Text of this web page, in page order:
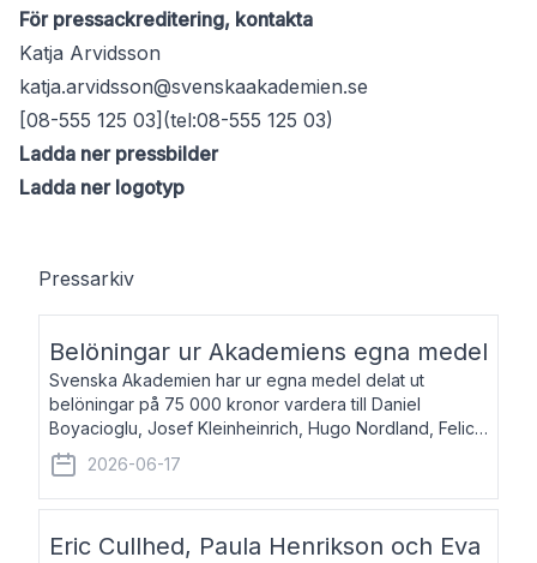
För pressackreditering, kontakta
Katja Arvidsson
katja.arvidsson@svenskaakademien.se
[08-555 125 03](tel:08-555 125 03)
Ladda ner pressbilder
Ladda ner logotyp
Pressarkiv
Belöningar ur Akademiens egna medel
Svenska Akademien har ur egna medel delat ut
belöningar på 75 000 kronor vardera till Daniel
Boyacioglu, Josef Kleinheinrich, Hugo Nordland, Felicia
Stenroth och Svante Strandberg. Daniel Boyacioglu,
född 1981, är poet och scenartist. Josef
2026-06-17
Eric Cullhed, Paula Henrikson och Eva